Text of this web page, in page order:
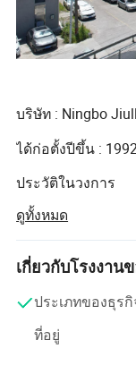
รูปภาพแบบละเอียด
บริษัท : Ningbo
ได้ก่อตั้งปีขึ้น :
ประวัติในวงการ
นี้ : 27 ปีผลิตภัณฑ์ห
a. การบดเหล็กร
ข้อมูลจำเพาะสาม
B. ขั้นบันได : ดอกย
วิธีการติดตั้ง
ค . หลุมระบายน้ำ
ดูทั้งหมด
เกี่ยวกับโรงงาน
ประเภทของธุรกิ
ที่อยู่